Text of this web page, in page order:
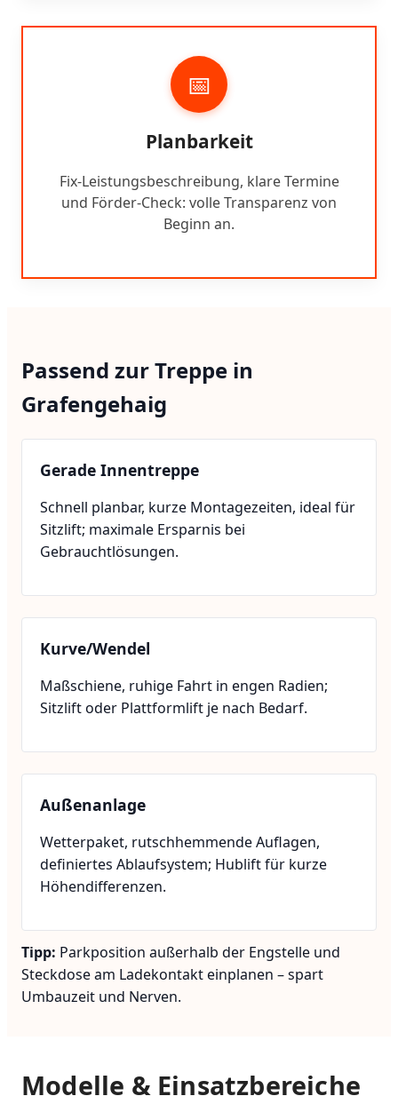
📅
Planbarkeit
Fix-Leistungsbeschreibung, klare Termine
und Förder-Check: volle Transparenz von
Beginn an.
Passend zur Treppe in
Grafengehaig
Gerade Innentreppe
Schnell planbar, kurze Montagezeiten, ideal für
Sitzlift; maximale Ersparnis bei
Gebrauchtlösungen.
Kurve/Wendel
Maßschiene, ruhige Fahrt in engen Radien;
Sitzlift oder Plattformlift je nach Bedarf.
Außenanlage
Wetterpaket, rutschhemmende Auflagen,
definiertes Ablaufsystem; Hublift für kurze
Höhendifferenzen.
Tipp: Parkposition außerhalb der Engstelle und
Steckdose am Ladekontakt einplanen – spart
Umbauzeit und Nerven.
Modelle & Einsatzbereiche